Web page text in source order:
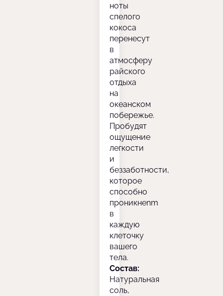
ноты
спелого
кокоса
перенесут
в
атмосферу
райского
отдыха
на
океанском
побережье.
Пробудят
ощущение
легкости
и
беззаботности,
которое
способно
проникнenm
в
каждую
клеточку
вашего
тела.
Состав:
Натуральная
соль,